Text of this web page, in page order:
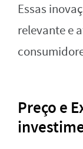
Essas
relevante e
Preço e